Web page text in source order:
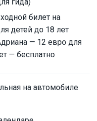
билет на
детей до 18 лет
— 12 евро для
— бесплатно
на автомобиле